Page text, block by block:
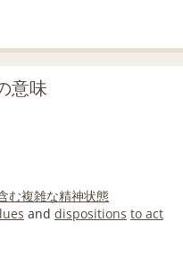
意味
む複雑な精神状態
and dispositions to act